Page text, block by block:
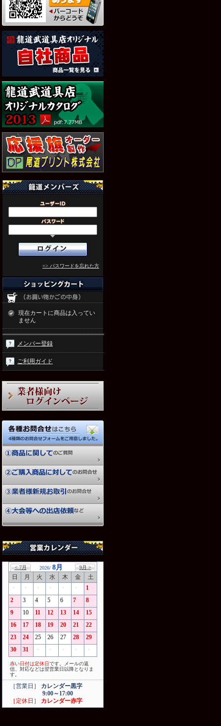
=> パスワードを忘れた方
現在カートに商品は入ってい
ません
メンバー登録
ご利用ガイド
< 7月 2026/ 8月 9月 >
日 月 火 水 木 金
土
・
・ ・ ・ ・ ・
1
2
3 4 5 6 7
8
9
10 11 12 13 14
15
16
17 18 19 20 21
22
23
24 25 26 27 28
29
30
31 ・ ・ ・ ・ ・
赤い日付は定休日です。メールの返
信、対応などは翌営業日以降となりま
す。
［営業日］
カレンダー黒字
9:00～17:00
［定休日］
カレンダー赤字